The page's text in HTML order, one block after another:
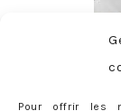
Pour offrir les